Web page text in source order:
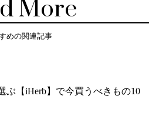
More
めの関連記事
ぶ【iHerb】で今買うべきもの10